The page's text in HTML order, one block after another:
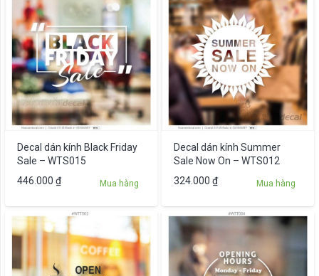
Decal dán kính Black Friday
Sale – WTS015
446.000 ₫ Mua hàng
Decal dán kính Summer
Sale Now On – WTS012
324.000 ₫ Mua hàng